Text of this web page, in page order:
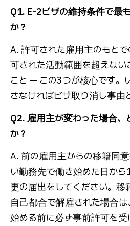
Q1. E-2ビザの維持条件で最
か？
A. 許可された雇用主のもと
可された活動範囲を超えな
こと — この3つが核心です。
さなければビザ取り消し事由
Q2. 雇用主が変わった場合、
か？
A. 前の雇用主からの移籍同
い勤務先で働き始めた日か
更の届出をしてください。
自己都合で解雇された場合
始める前に必ず事前許可を受